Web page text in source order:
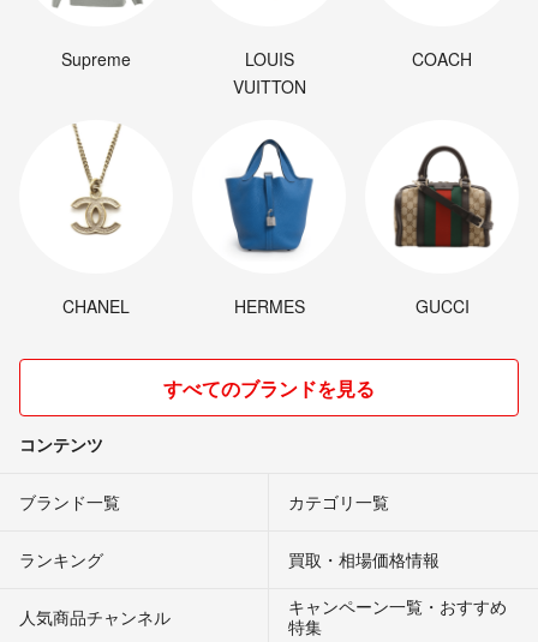
Supreme
LOUIS
VUITTON
COACH
CHANEL HERMES GUCCI
すべてのブランドを見る
コンテンツ
ブランド一覧 カテゴリ一覧
ランキング 買取・相場価格情報
人気商品チャンネル
キャンペーン一覧・おすすめ
特集